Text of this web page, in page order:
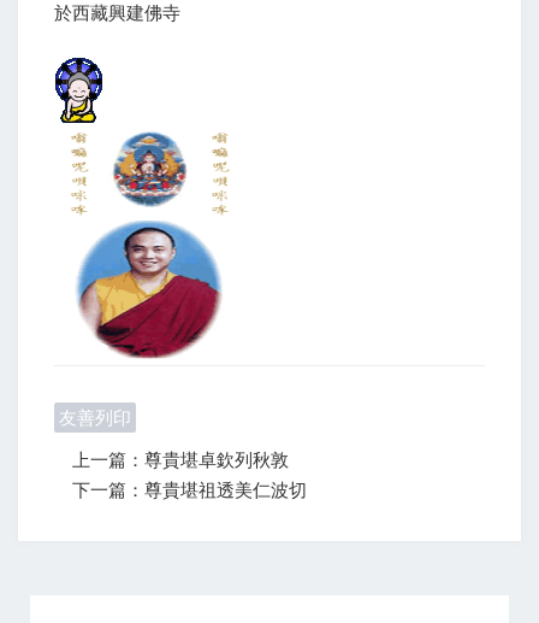
於西藏興建佛寺
友善列印
上一篇：尊貴堪卓欽列秋敦
下一篇：尊貴堪祖透美仁波切